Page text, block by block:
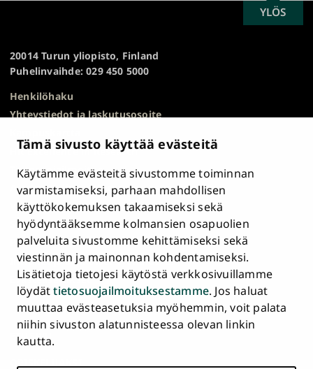
Tämä sivusto käyttää evästeitä
Käytämme evästeitä sivustomme toiminnan
varmistamiseksi, parhaan mahdollisen
käyttökokemuksen takaamiseksi sekä
hyödyntääksemme kolmansien osapuolien
palveluita sivustomme kehittämiseksi sekä
viestinnän ja mainonnan kohdentamiseksi.
Lisätietoja tietojesi käytöstä verkkosivuillamme
löydättietosuojailmoituksestamme. Jos haluat
muuttaa evästeasetuksia myöhemmin, voit palata
niihin sivuston alatunnisteessa olevan linkin
kautta.
20014 Turun yliopisto, Finland
Puhelinvaihde: 029 450 5000
Henkilöhaku
Yhteystiedot ja laskutusosoite
HR Excellence in Research
Tietosuojailmoitus
Asiakirjajulkisuuskuvaus ja tietopyynnöt
Väärinkäytösepäilyt
Saavutettavuusseloste
Palaute
Intranet ja sähköiset työkalut
Evästeasetukset
Päävalikko
alatunnisteessa
ETUSIVU
Turun
yliopisto
Facebookissa
Turun
yliopisto
Instagramissa
TurunTurunTurunTurun
SCROLL
TO
YLÖS